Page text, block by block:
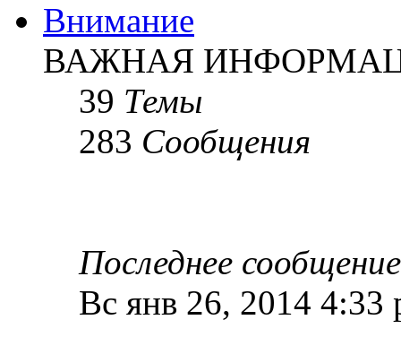
Внимание
ВАЖНАЯ
39 Темы
283 Сообщения
Последнее сообщение
Вс янв 26, 2014 4:33